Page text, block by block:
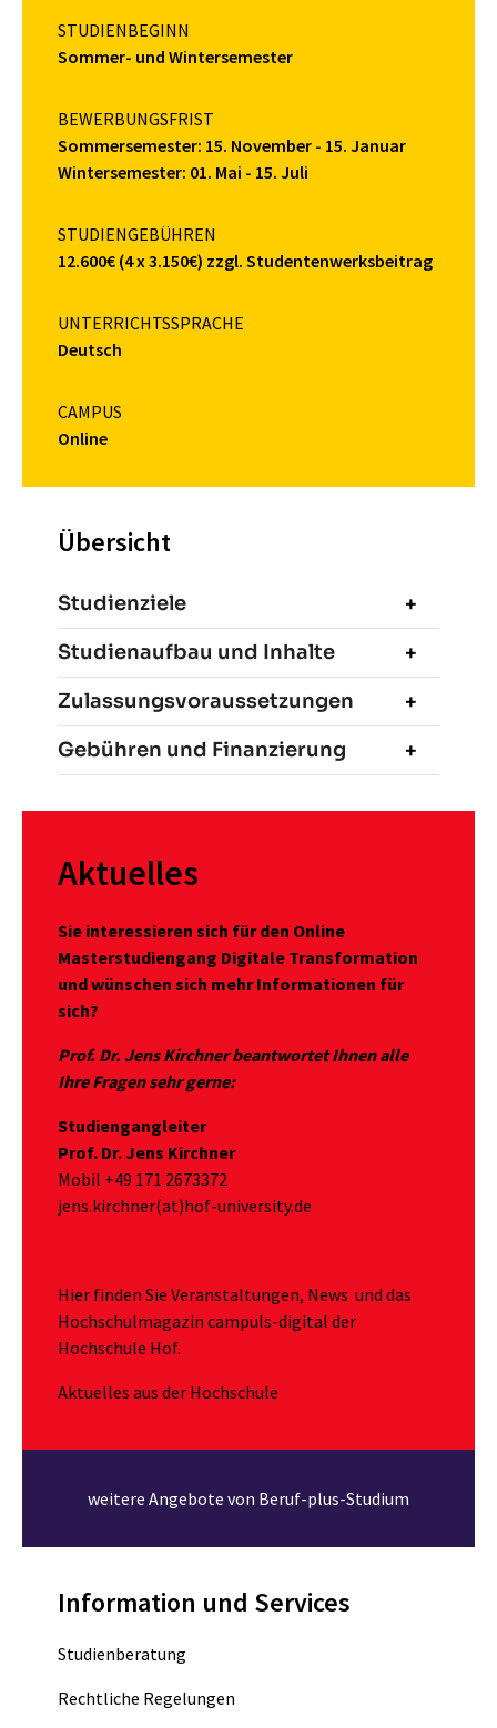
Übersicht
Studienziele
Studienaufbau und Inhalte
Zulassungsvoraussetzungen
Gebühren und Finanzierung
Aktuelles
Sie interessieren sich für den Online
Masterstudiengang Digitale Transformation
und wünschen sich mehr Informationen für
sich?
Prof. Dr. Jens Kirchner beantwortet Ihnen alle
Ihre Fragen sehr gerne:
Studiengangleiter
Prof. Dr. Jens Kirchner
Mobil +49 171 2673372
jens.kirchner(at)hof-university.de
Hier finden Sie Veranstaltungen, News und das
Hochschulmagazin campuls-digital der
Hochschule Hof.
Aktuelles aus der Hochschule
weitere Angebote von Beruf-plus-Studium
STUDIENBEGINN
Sommer- und Wintersemester
BEWERBUNGSFRIST
Sommersemester: 15. November - 15. Januar
Wintersemester: 01. Mai - 15. Juli
STUDIENGEBÜHREN
12.600€ (4 x 3.150€) zzgl. Studentenwerksbeitrag
UNTERRICHTSSPRACHE
Deutsch
CAMPUS
Online
Information und Services
Studienberatung
Rechtliche Regelungen